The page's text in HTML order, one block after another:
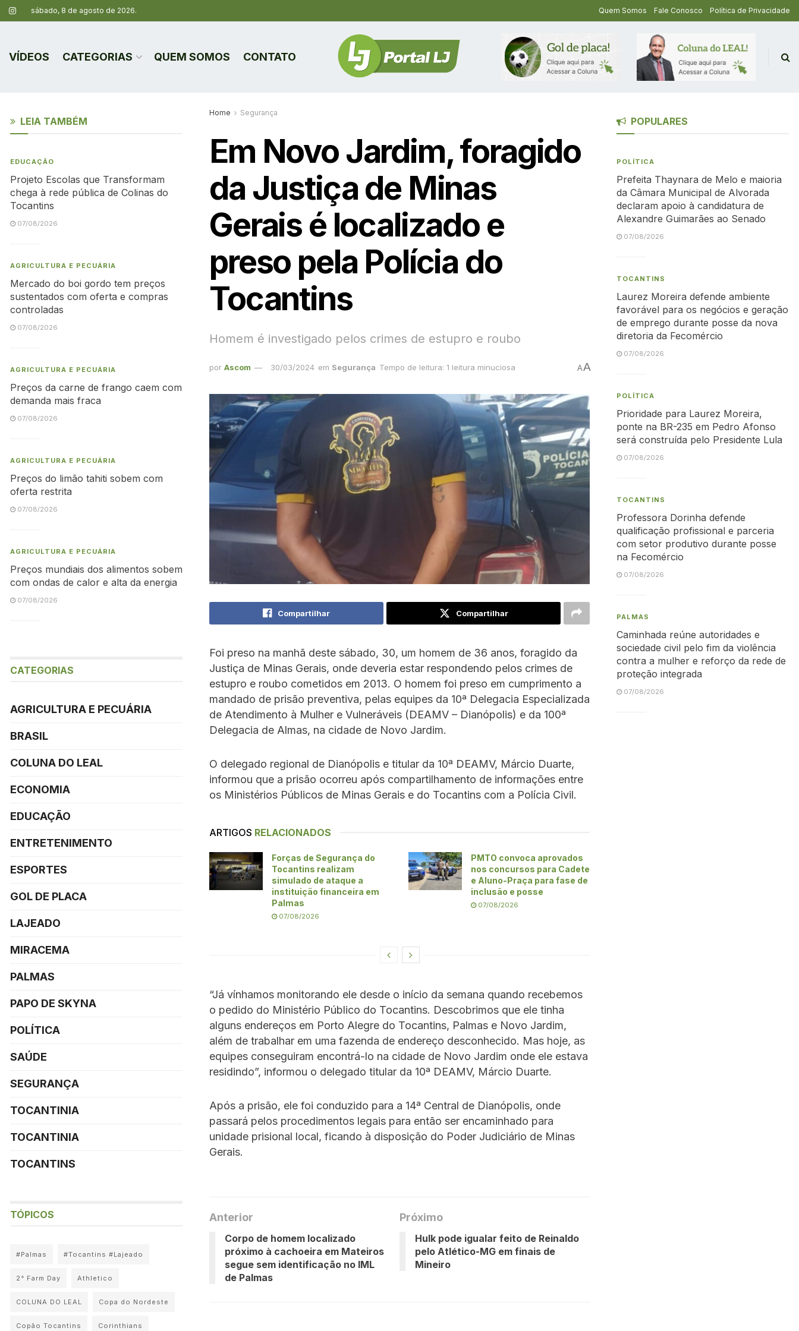
sábado, 8 de agosto de 2026. Quem Somos Fale Conosco Política de Privacidade
VÍDEOS CATEGORIAS QUEM SOMOS CONTATO
Home Segurança
Em Novo Jardim, foragido
da Justiça de Minas
Gerais é localizado e
preso pela Polícia do
Tocantins
Homem é investigado pelos crimes de estupro e roubo
por Ascom 30/03/2024 em Segurança Tempo de leitura: 1 leitura minuciosa AA
Compartilhar Compartilhar
Foi preso na manhã deste sábado, 30, um homem de 36 anos, foragido da
Justiça de Minas Gerais, onde deveria estar respondendo pelos crimes de
estupro e roubo cometidos em 2013. O homem foi preso em cumprimento a
mandado de prisão preventiva, pelas equipes da 10ª Delegacia Especializada
de Atendimento à Mulher e Vulneráveis (DEAMV – Dianópolis) e da 100ª
Delegacia de Almas, na cidade de Novo Jardim.
O delegado regional de Dianópolis e titular da 10ª DEAMV, Márcio Duarte,
informou que a prisão ocorreu após compartilhamento de informações entre
os Ministérios Públicos de Minas Gerais e do Tocantins com a Polícia Civil.
ARTIGOS RELACIONADOS
Forças de Segurança do
Tocantins realizam
simulado de ataque a
instituição financeira em
Palmas
07/08/2026
PMTO convoca aprovados
nos concursos para Cadete
e Aluno-Praça para fase de
inclusão e posse
07/08/2026
“Já vínhamos monitorando ele desde o início da semana quando recebemos
o pedido do Ministério Público do Tocantins. Descobrimos que ele tinha
alguns endereços em Porto Alegre do Tocantins, Palmas e Novo Jardim,
além de trabalhar em uma fazenda de endereço desconhecido. Mas hoje, as
equipes conseguiram encontrá-lo na cidade de Novo Jardim onde ele estava
residindo”, informou o delegado titular da 10ª DEAMV, Márcio Duarte.
Após a prisão, ele foi conduzido para a 14ª Central de Dianópolis, onde
passará pelos procedimentos legais para então ser encaminhado para
unidade prisional local, ficando à disposição do Poder Judiciário de Minas
Gerais.
Anterior
Corpo de homem localizado
próximo à cachoeira em Mateiros
segue sem identificação no IML
de Palmas
Próximo
Hulk pode igualar feito de Reinaldo
pelo Atlético-MG em finais de
Mineiro
LEIA TAMBÉM
EDUCAÇÃO
Projeto Escolas que Transformam
chega à rede pública de Colinas do
Tocantins
07/08/2026
AGRICULTURA E PECUÁRIA
Mercado do boi gordo tem preços
sustentados com oferta e compras
controladas
07/08/2026
AGRICULTURA E PECUÁRIA
Preços da carne de frango caem com
demanda mais fraca
07/08/2026
AGRICULTURA E PECUÁRIA
Preços do limão tahiti sobem com
oferta restrita
07/08/2026
AGRICULTURA E PECUÁRIA
Preços mundiais dos alimentos sobem
com ondas de calor e alta da energia
07/08/2026
CATEGORIAS
AGRICULTURA E PECUÁRIA
BRASIL
COLUNA DO LEAL
ECONOMIA
EDUCAÇÃO
ENTRETENIMENTO
ESPORTES
GOL DE PLACA
LAJEADO
MIRACEMA
PALMAS
PAPO DE SKYNA
POLÍTICA
SAÚDE
SEGURANÇA
TOCANTINIA
TOCANTINIA
TOCANTINS
TÓPICOS
#Palmas #Tocantins #Lajeado
2° Farm Day Athletico
COLUNA DO LEAL Copa do Nordeste
Copão Tocantins Corinthians
POPULARES
POLÍTICA
Prefeita Thaynara de Melo e maioria
da Câmara Municipal de Alvorada
declaram apoio à candidatura de
Alexandre Guimarães ao Senado
07/08/2026
TOCANTINS
Laurez Moreira defende ambiente
favorável para os negócios e geração
de emprego durante posse da nova
diretoria da Fecomércio
07/08/2026
POLÍTICA
Prioridade para Laurez Moreira,
ponte na BR-235 em Pedro Afonso
será construída pelo Presidente Lula
07/08/2026
TOCANTINS
Professora Dorinha defende
qualificação profissional e parceria
com setor produtivo durante posse
na Fecomércio
07/08/2026
PALMAS
Caminhada reúne autoridades e
sociedade civil pelo fim da violência
contra a mulher e reforço da rede de
proteção integrada
07/08/2026